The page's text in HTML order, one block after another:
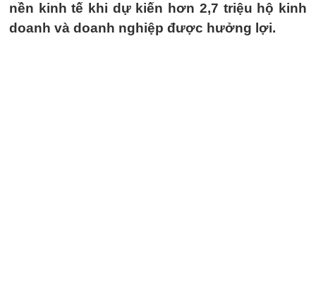
nền kinh tế khi dự kiến hơn 2,7 triệu hộ kinh
doanh và doanh nghiệp được hưởng lợi.